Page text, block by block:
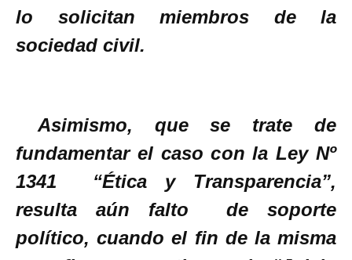
lo solicitan miembros de la
sociedad civil.
Asimismo, que se trate de
fundamentar el caso con la Ley Nº
1341 “Ética y Transparencia”,
resulta aún falto de soporte
político, cuando el fin de la misma